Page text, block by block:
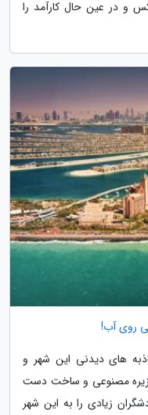
و در عین حال کارآمد را
روی آب!
های دیدنی این شهر و
مصنوعی و ساخت دست
زیادی را به این شهر